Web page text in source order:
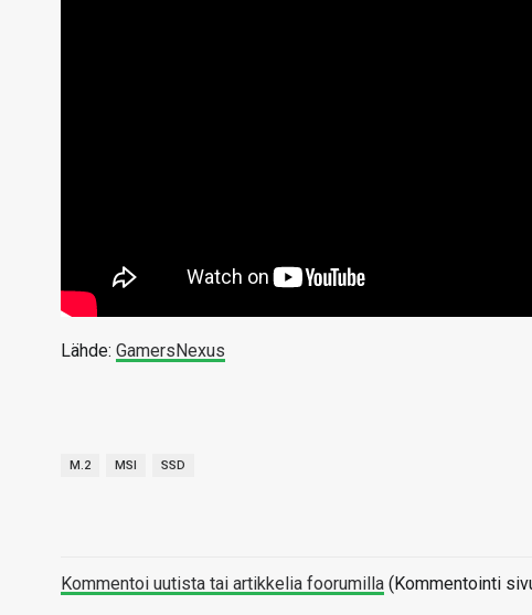
Lähde: GamersNexus
M.2 MSI SSD
Kommentoi uutista tai artikkelia foorumilla (Kommentointi